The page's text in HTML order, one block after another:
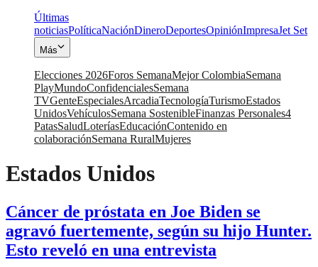
Últimas
noticiasPolíticaNaciónDineroDeportesOpiniónImpresaJet Set
Más
Elecciones 2026Foros SemanaMejor ColombiaSemana
PlayMundoConfidencialesSemana
TVGenteEspecialesArcadiaTecnologíaTurismoEstados
UnidosVehículosSemana SostenibleFinanzas Personales4
PatasSaludLoteríasEducaciónContenido en
colaboraciónSemana RuralMujeres
Estados Unidos
Cáncer de próstata en Joe Biden se
agravó fuertemente, según su hijo Hunter.
Esto reveló en una entrevista